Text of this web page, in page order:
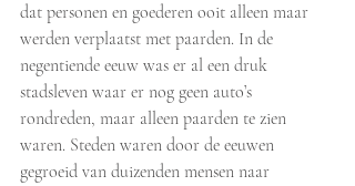
dat personen en goederen ooit alleen maar
werden verplaatst met paarden. In de
negentiende eeuw was er al een druk
stadsleven waar er nog geen auto’s
rondreden, maar alleen paarden te zien
waren. Steden waren door de eeuwen
gegroeid van duizenden mensen naar